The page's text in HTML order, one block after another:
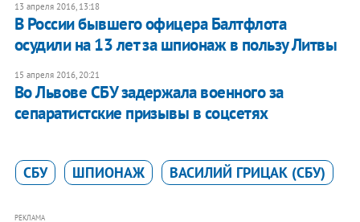
13 апреля 2016, 13:18
В России бывшего офицера Балтфлота
осудили на 13 лет за шпионаж в пользу Литвы
15 апреля 2016, 20:21
Во Львове СБУ задержала военного за
сепаратистские призывы в соцсетях
СБУ ШПИОНАЖ ВАСИЛИЙ ГРИЦАК (СБУ)
РЕКЛАМА